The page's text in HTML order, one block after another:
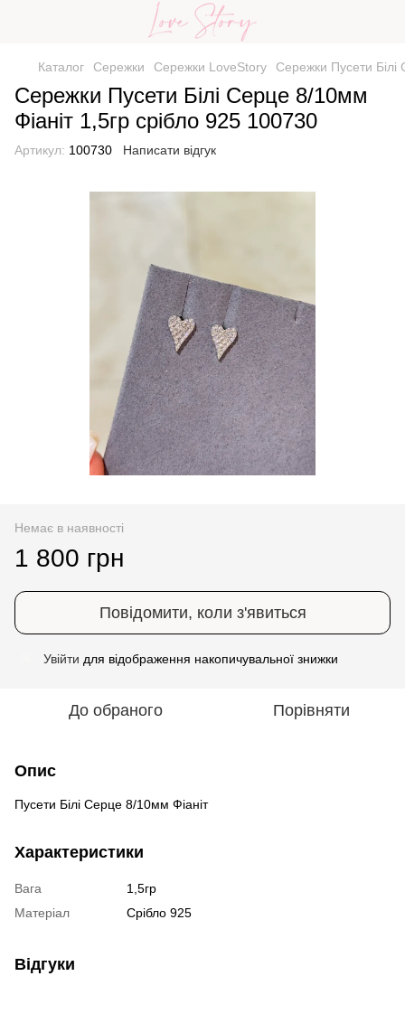
Каталог Сережки Сережки LoveStory Сережки Пусети
Сережки Пусети Білі Серце 8/10мм
Фіаніт 1,5гр срібло 925 100730
Артикул: 100730 Написати відгук
Немає в наявності
1 800 грн
Повідомити, коли з'явиться
Увійти для відображення накопичувальної знижки
До обраного Порівняти
Опис
Пусети Білі Серце 8/10мм Фіаніт
Характеристики
Вага
1,5гр
Матеріал
Срібло 925
Відгуки